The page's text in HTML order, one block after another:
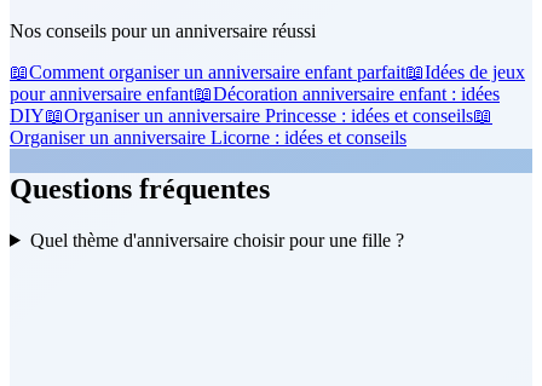
Nos conseils pour un anniversaire réussi
📖Comment organiser un anniversaire enfant parfait📖Idées de jeux
pour anniversaire enfant📖Décoration anniversaire enfant : idées
DIY📖Organiser un anniversaire Princesse : idées et conseils📖
Organiser un anniversaire Licorne : idées et conseils
Questions fréquentes
Quel thème d'anniversaire choisir pour une fille ?